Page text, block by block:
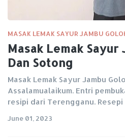
MASAK LEMAK SAYUR JAMBU
Masak Lemak Sayur
Dan Sotong
Masak Lemak Sayur Jambu
Assalamualaikum. Entri
resipi dari Terengganu.
June 01, 2023